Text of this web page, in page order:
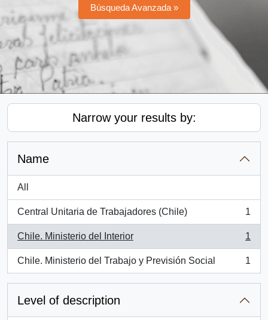
Búsqueda Avanzada »
Narrow your results by:
Name
All
Central Unitaria de Trabajadores (Chile)
, 1 results
1
Chile. Ministerio del Interior
, 1 results
1
Chile. Ministerio del Trabajo y Previsión Social
, 1 results
1
Level of description